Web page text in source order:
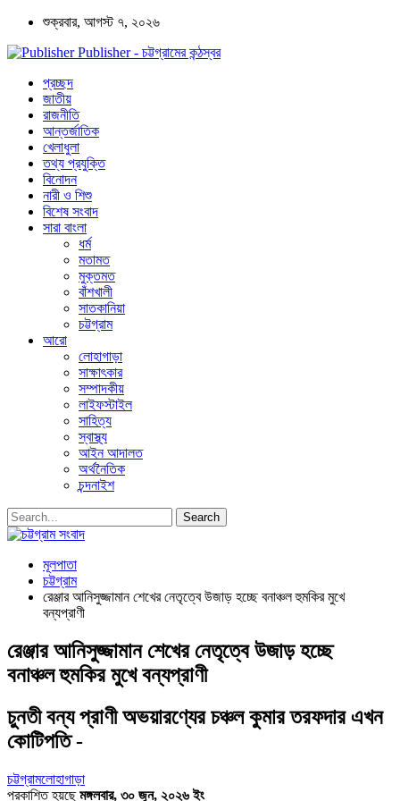
শুক্রবার, আগস্ট ৭, ২০২৬
Publisher - চট্টগ্রামের কন্ঠস্বর
প্রচ্ছদ
জাতীয়
রাজনীতি
আন্তর্জাতিক
খেলাধুলা
তথ্য প্রযুক্তি
বিনোদন
নারী ও শিশু
বিশেষ সংবাদ
সারা বাংলা
ধর্ম
মতামত
মুক্তমত
বাঁশখালী
সাতকানিয়া
চট্টগ্রাম
আরো
লোহাগাড়া
সাক্ষাৎকার
সম্পাদকীয়
লাইফস্টাইল
সাহিত্য
স্বাস্থ্য
আইন আদালত
অর্থনৈতিক
চন্দনাইশ
মূলপাতা
চট্টগ্রাম
রেঞ্জার আনিসুজ্জামান শেখের নেতৃত্বে উজাড় হচ্ছে বনাঞ্চল হুমকির মুখে
বন্যপ্রাণী
রেঞ্জার আনিসুজ্জামান শেখের নেতৃত্বে উজাড় হচ্ছে
বনাঞ্চল হুমকির মুখে বন্যপ্রাণী
চুনতী বন্য প্রাণী অভয়ারণ্যের চঞ্চল কুমার তরফদার এখন
কোটিপতি -
চট্টগ্রামলোহাগাড়া
প্রকাশিত হয়ছেমঙ্গলবার, ৩০ জুন, ২০২৬ ইং